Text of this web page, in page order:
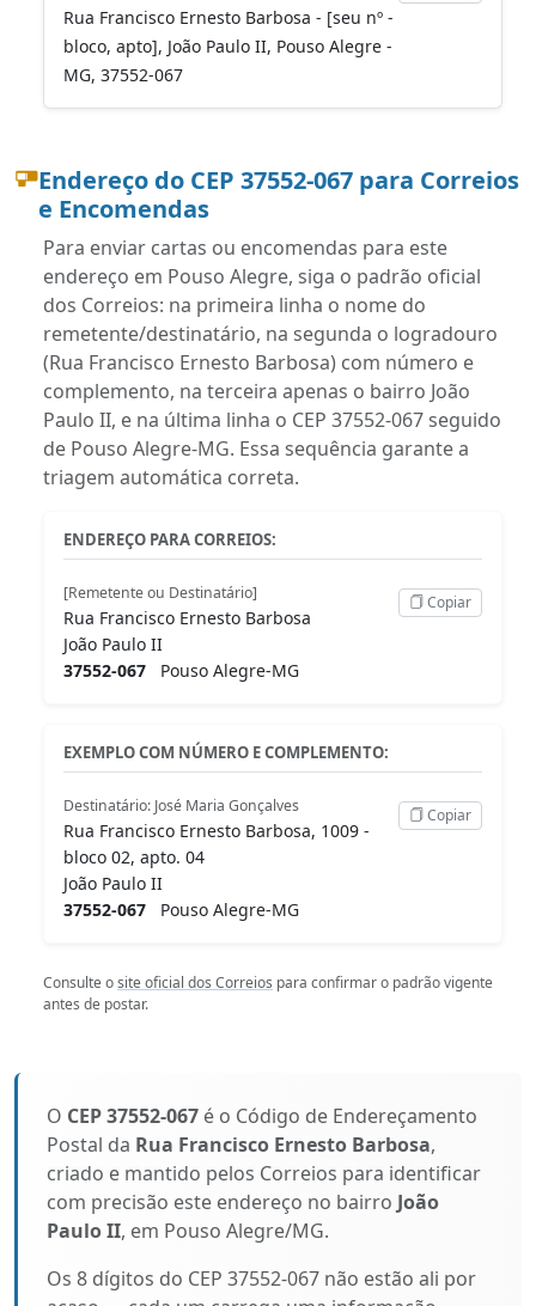
Rua Francisco Ernesto Barbosa - [seu nº -
bloco, apto], João Paulo II, Pouso Alegre -
MG, 37552-067
Endereço do CEP 37552-067 para Correios
e Encomendas
Para enviar cartas ou encomendas para este
endereço em Pouso Alegre, siga o padrão oficial
dos Correios: na primeira linha o nome do
remetente/destinatário, na segunda o logradouro
(Rua Francisco Ernesto Barbosa) com número e
complemento, na terceira apenas o bairro João
Paulo II, e na última linha o CEP 37552-067 seguido
de Pouso Alegre-MG. Essa sequência garante a
triagem automática correta.
ENDEREÇO PARA CORREIOS:
[Remetente ou Destinatário]
Rua Francisco Ernesto Barbosa
João Paulo II
37552-067 Pouso Alegre-MG
Copiar
EXEMPLO COM NÚMERO E COMPLEMENTO:
Destinatário: José Maria Gonçalves
Rua Francisco Ernesto Barbosa, 1009 -
bloco 02, apto. 04
João Paulo II
37552-067 Pouso Alegre-MG
Copiar
Consulte osite oficial dos Correios para confirmar o padrão vigente
antes de postar.
O CEP 37552-067 é o Código de Endereçamento
Postal da Rua Francisco Ernesto Barbosa,
criado e mantido pelos Correios para identificar
com precisão este endereço no bairro João
Paulo II, em Pouso Alegre/MG.
Os 8 dígitos do CEP 37552-067 não estão ali por